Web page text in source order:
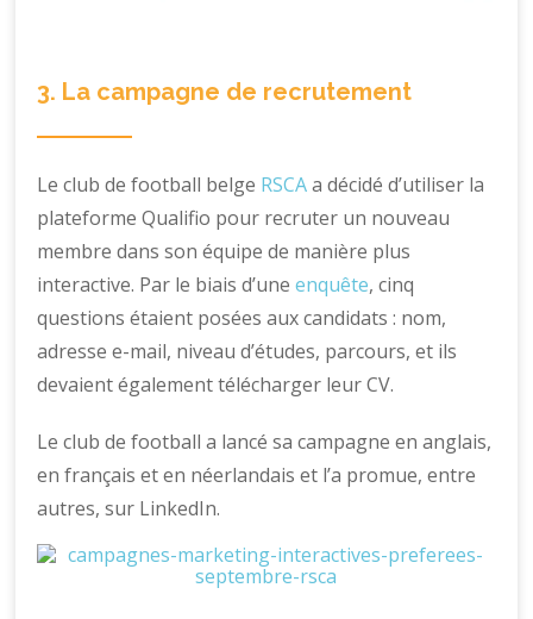
3. La campagne de recrutement
Le club de football belge RSCAa décidé d’utiliser la
plateforme Qualifio pour recruter un nouveau
membre dans son équipe de manière plus
interactive. Par le biais d’uneenquête, cinq
questions étaient posées aux candidats : nom,
adresse e-mail, niveau d’études, parcours, et ils
devaient également télécharger leur CV.
Le club de football a lancé sa campagne en anglais,
en français et en néerlandais et l’a promue, entre
autres, sur LinkedIn.